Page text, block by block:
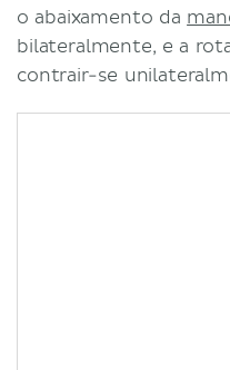
o abaixamento da
bilateralmente, e a
contrair-se